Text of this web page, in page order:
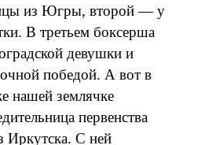
из Югры, второй — у
В третьем боксерша
девушки и
победой. А вот в
нашей землячке
первенства
Иркутска. С ней